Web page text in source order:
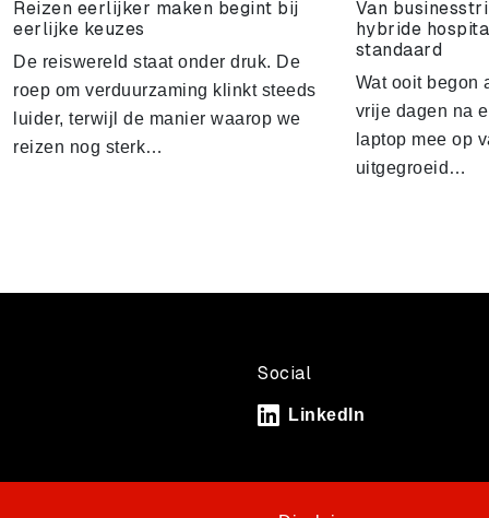
Reizen eerlijker maken begint bij
eerlijke keuzes
De reiswereld staat onder druk. De
roep om verduurzaming klinkt steeds
luider, terwijl de manier waarop we
reizen nog sterk…
Van
hybride
standaard
Wat ooit begon
vrije dagen na
laptop mee op
uitgegroeid…
Social
LinkedIn